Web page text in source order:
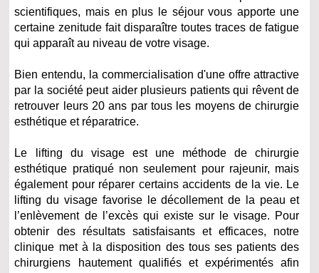
scientifiques, mais en plus le séjour vous apporte une
certaine zenitude fait disparaître toutes traces de fatigue
qui apparaît au niveau de votre visage.
Bien entendu, la commercialisation d'une offre attractive
par la société peut aider plusieurs patients qui rêvent de
retrouver leurs 20 ans par tous les moyens de chirurgie
esthétique et réparatrice.
Le lifting du visage est une méthode de chirurgie
esthétique pratiqué non seulement pour rajeunir, mais
également pour réparer certains accidents de la vie. Le
lifting du visage favorise le décollement de la peau et
l’enlèvement de l’excès qui existe sur le visage. Pour
obtenir des résultats satisfaisants et efficaces, notre
clinique met à la disposition des tous ses patients des
chirurgiens hautement qualifiés et expérimentés afin